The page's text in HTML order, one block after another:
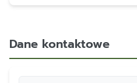
Dane kontaktowe